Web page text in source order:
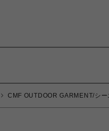
CMF OUTDOOR GARMENT/シ